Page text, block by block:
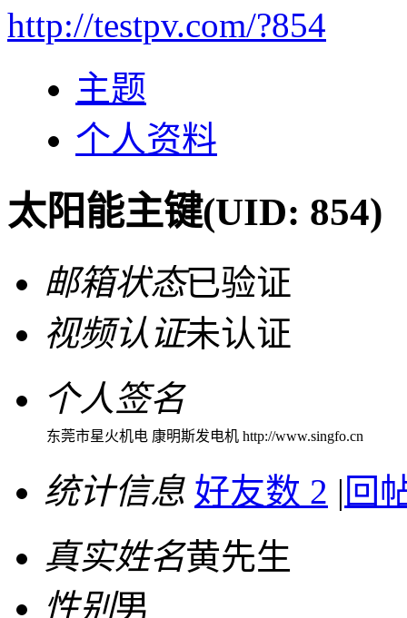
http://testpv.com/?854
主题
个人资料
太阳能主键(UID: 854)
邮箱状态已验证
视频认证未认证
个人签名
东莞市星火机电 康明斯发电机 http://www.singfo.cn
统计信息 好友数 2 | 回
真实姓名黄先生
性别男